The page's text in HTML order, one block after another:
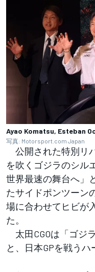
Ayao Komatsu, Esteban
写真: Motorsport.com Japan
公開された特別リ
を吹くゴジラのシル
世界最速の舞台へ」
たサイドポンツーン
場に合わせてヒビが
た。
太田CGOは「ゴジ
と、日本GPを戦うハ